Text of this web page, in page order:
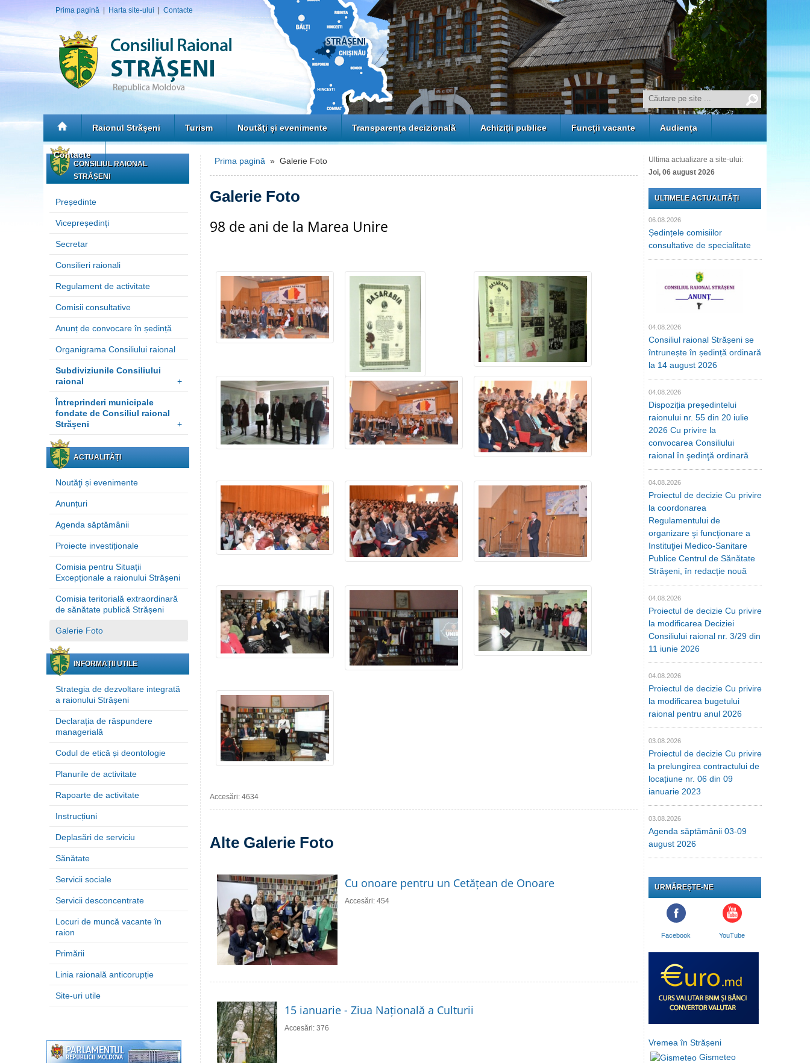
Prima pagină Harta site-ului Contacte
Raionul Strășeni Turism Noutăţi și evenimente Transparența decizională Achiziţii publice Funcții vacante Audiența
Contacte
CONSILIUL RAIONAL
STRĂȘENI
Președinte
Vicepreședinți
Secretar
Consilieri raionali
Regulament de activitate
Comisii consultative
Anunț de convocare în ședință
Organigrama Consiliului raional
Subdiviziunile Consiliului
raional
+
Întreprinderi municipale
fondate de Consiliul raional
Strășeni
+
ACTUALITĂȚI
Noutăţi și evenimente
Anunțuri
Agenda săptămânii
Proiecte investiționale
Comisia pentru Situații
Excepționale a raionului Strășeni
Comisia teritorială extraordinară
de sănătate publică Strășeni
Galerie Foto
INFORMAȚII UTILE
Strategia de dezvoltare integrată
a raionului Strășeni
Declarația de răspundere
managerială
Codul de etică și deontologie
Planurile de activitate
Rapoarte de activitate
Instrucțiuni
Deplasări de serviciu
Sănătate
Servicii sociale
Servicii desconcentrate
Locuri de muncă vacante în
raion
Primării
Linia raională anticorupție
Site-uri utile
Prima pagină » Galerie Foto
Galerie Foto
98 de ani de la Marea Unire
Accesări: 4634
Alte Galerie Foto
Cu onoare pentru un Cetățean de Onoare
Accesări: 454
15 ianuarie - Ziua Națională a Culturii
Accesări: 376
Ultima actualizare a site-ului:
Joi, 06 august 2026
ULTIMELE ACTUALITĂŢI
06.08.2026
Ședințele comisiilor
consultative de specialitate
04.08.2026
Consiliul raional Strășeni se
întrunește în ședință ordinară
la 14 august 2026
04.08.2026
Dispoziția președintelui
raionului nr. 55 din 20 iulie
2026 Cu privire la
convocarea Consiliului
raional în şedinţă ordinară
04.08.2026
Proiectul de decizie Cu privire
la coordonarea
Regulamentului de
organizare şi funcţionare a
Instituţiei Medico-Sanitare
Publice Centrul de Sănătate
Străşeni, în redacție nouă
04.08.2026
Proiectul de decizie Cu privire
la modificarea Deciziei
Consiliului raional nr. 3/29 din
11 iunie 2026
04.08.2026
Proiectul de decizie Cu privire
la modificarea bugetului
raional pentru anul 2026
03.08.2026
Proiectul de decizie Cu privire
la prelungirea contractului de
locațiune nr. 06 din 09
ianuarie 2023
03.08.2026
Agenda săptămânii 03-09
august 2026
URMĂREȘTE-NE
Facebook YouTube
Vremea în Strășeni
Gismeteo